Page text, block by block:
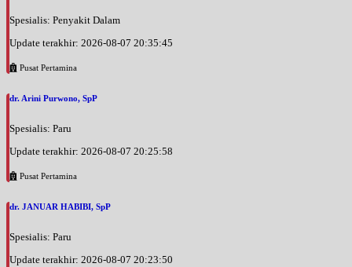
Jam 13:00 - 16:00
UMUM
Minggu, 06/09/2026
UMUM
Senin, 07/09/2026
Jam 08:00 - 12:00
Spesialis: Penyakit Dalam
Update terakhir: 2026-08-07 20:35:45
Pusat Pertamina
dr. Arini Purwono, SpP
Spesialis: Paru
Update terakhir: 2026-08-07 20:25:58
Pusat Pertamina
dr. JANUAR HABIBI, SpP
Spesialis: Paru
Update terakhir: 2026-08-07 20:23:50